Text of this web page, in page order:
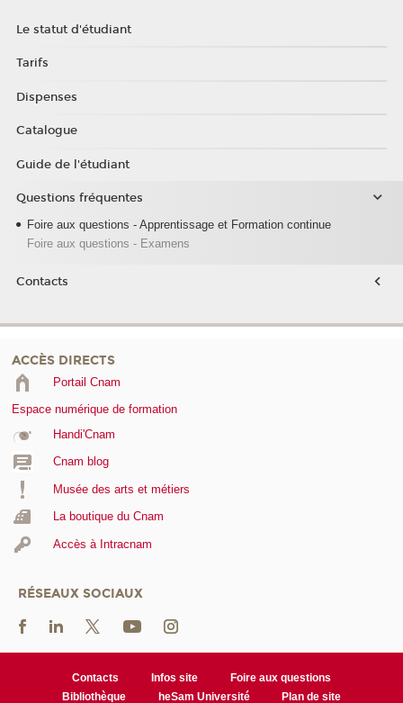
Le statut d'étudiant
Tarifs
Dispenses
Catalogue
Guide de l'étudiant
Questions fréquentes
Foire aux questions - Apprentissage et Formation continue
Foire aux questions - Examens
Contacts
ACCÈS DIRECTS
Portail Cnam
Espace numérique de formation
Handi'Cnam
Cnam blog
Musée des arts et métiers
La boutique du Cnam
Accès à Intracnam
RÉSEAUX SOCIAUX
Contacts Infos site
Foire aux questions
Bibliothèque
heSam Université Plan de site